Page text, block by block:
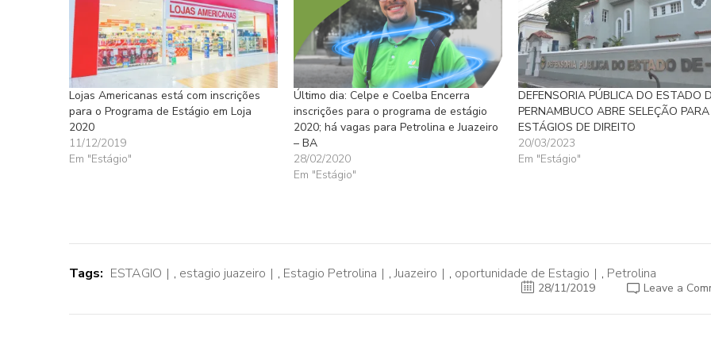
Lojas Americanas está com inscrições
para o Programa de Estágio em Loja
2020
11/12/2019
Em "Estágio"
Último dia: Celpe e Coelba Encerra
inscrições para o programa de estágio
2020; há vagas para Petrolina e Juazeiro
– BA
28/02/2020
Em "Estágio"
DEFENSORIA PÚBLICA DO ESTADO
PERNAMBUCO ABRE SELEÇÃO PARA
ESTÁGIOS DE DIREITO
20/03/2023
Em "Estágio"
Tags: ESTAGIO , estagio juazeiro , Estagio Petrolina ,Juazeiro , oportunidade de Estagio , Petrolina
28/11/2019 Leave a